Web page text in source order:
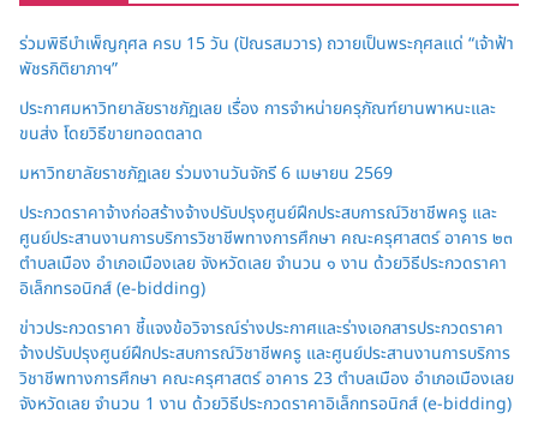
ร่วมพิธีบำเพ็ญกุศล ครบ 15 วัน (ปัณรสมวาร) ถวายเป็นพระกุศลแด่ “เจ้าฟ้า
พัชรกิติยาภาฯ”
ประกาศมหาวิทยาลัยราชภัฏเลย เรื่อง การจำหน่ายครุภัณฑ์ยานพาหนะและ
ขนส่ง โดยวิธีขายทอดตลาด
มหาวิทยาลัยราชภัฏเลย ร่วมงานวันจักรี 6 เมษายน 2569
ประกวดราคาจ้างก่อสร้างจ้างปรับปรุงศูนย์ฝึกประสบการณ์วิชาชีพครู และ
ศูนย์ประสานงานการบริการวิชาชีพทางการศึกษา คณะครุศาสตร์ อาคาร ๒๓
ตำบลเมือง อำเภอเมืองเลย จังหวัดเลย จำนวน ๑ งาน ด้วยวิธีประกวดราคา
อิเล็กทรอนิกส์ (e-bidding)
ข่าวประกวดราคา ชี้แจงข้อวิจารณ์ร่างประกาศและร่างเอกสารประกวดราคา
จ้างปรับปรุงศูนย์ฝึกประสบการณ์วิชาชีพครู และศูนย์ประสานงานการบริการ
วิชาชีพทางการศึกษา คณะครุศาสตร์ อาคาร 23 ตำบลเมือง อำเภอเมืองเลย
จังหวัดเลย จำนวน 1 งาน ด้วยวิธีประกวดราคาอิเล็กทรอนิกส์ (e-bidding)